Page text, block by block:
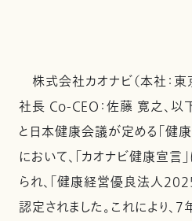
株式会社カオナビ（本社：
社長 Co-CEO：佐藤 寛之、以
と日本健康会議が定める「健
において、「カオナビ健康宣言
られ、「健康経営優良法人
認定されました。これにより、